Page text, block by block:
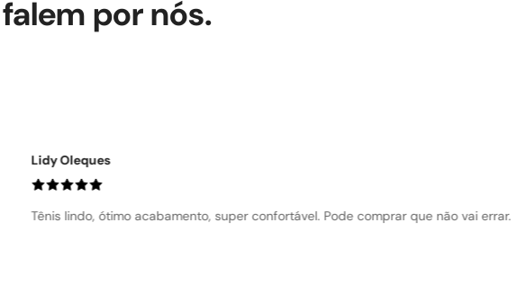
por nós.
Ercia Araujo
Ameiiii o tênis!!! Lindo, confortável, acabamento perfeito!! Valeu a pena a compra!!!